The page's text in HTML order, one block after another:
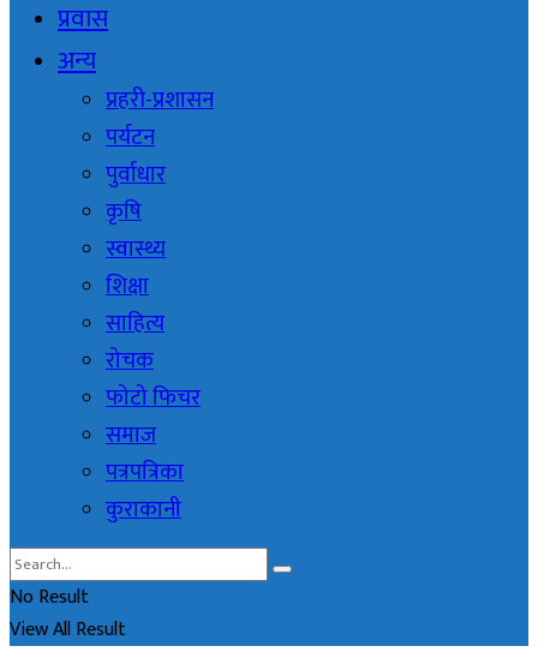
प्रवास
अन्य
प्रहरी-प्रशासन
पर्यटन
पुर्वाधार
कृषि
स्वास्थ्य
शिक्षा
साहित्य
रोचक
फोटो फिचर
समाज
पत्रपत्रिका
कुराकानी
No Result
View All Result